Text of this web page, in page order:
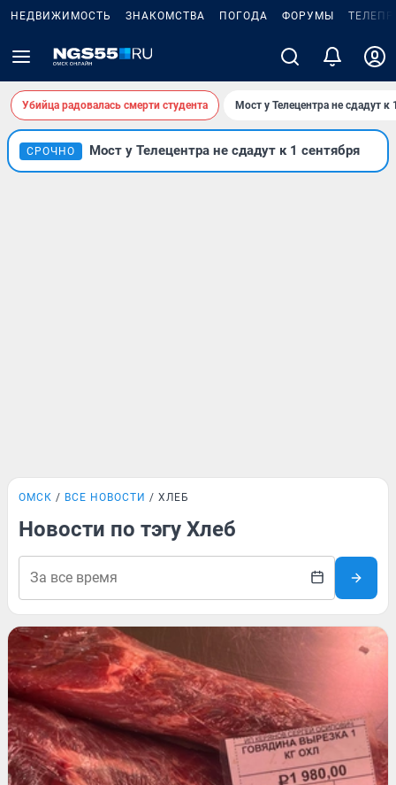
НЕДВИЖИМОСТЬ ЗНАКОМСТВА ПОГОДА ФОРУМЫ
Убийца радовалась смерти студента Мост у Телецентра не сдадут к
СРОЧНО Мост у Телецентра не сдадут к 1 сентября
ОМСК ВСЕ НОВОСТИ ХЛЕБ
Новости по тэгу Хлеб